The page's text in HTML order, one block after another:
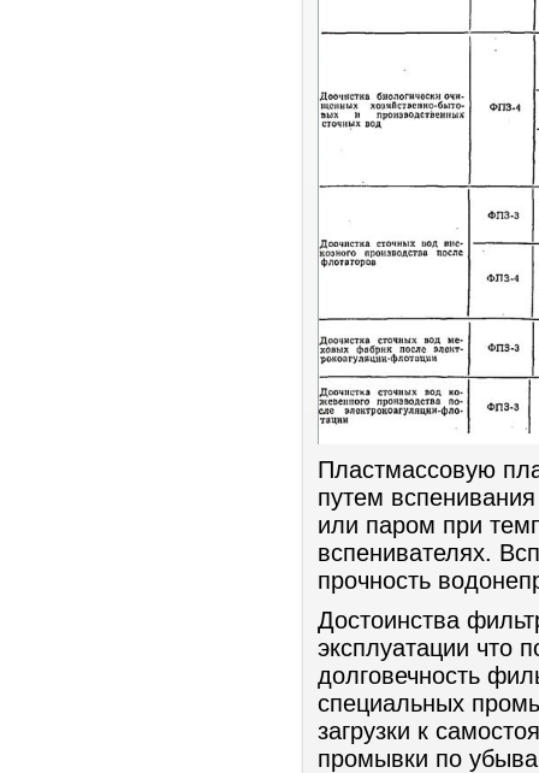
Пластмассовую
путем
или паром при
вспенивателях.
прочность
Достоинства
эксплуатации что
долговечность
специальных
загрузки к
промывки по